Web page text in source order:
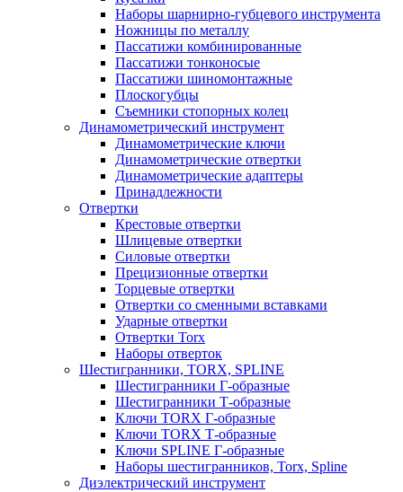
Наборы шарнирно-губцевого инструмента
Ножницы по металлу
Пассатижи комбинированные
Пассатижи тонконосые
Пассатижи шиномонтажные
Плоскогубцы
Съемники стопорных колец
Динамометрический инструмент
Динамометрические ключи
Динамометрические отвертки
Динамометрические адаптеры
Принадлежности
Отвертки
Крестовые отвертки
Шлицевые отвертки
Силовые отвертки
Прецизионные отвертки
Торцевые отвертки
Отвертки со сменными вставками
Ударные отвертки
Отвертки Torx
Наборы отверток
Шестигранники, TORX, SPLINE
Шестигранники Г-образные
Шестигранники Т-образные
Ключи TORX Г-образные
Ключи TORX Т-образные
Ключи SPLINE Г-образные
Наборы шестигранников, Torx, Spline
Диэлектрический инструмент